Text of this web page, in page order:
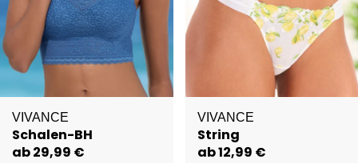
VIVANCE
Schalen-BH
ab 29,99 €
VIVANCE
String
ab 12,99 €